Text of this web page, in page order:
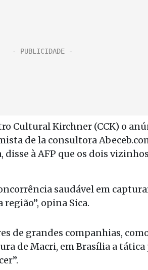
Cultural Kirchner (CCK) o
de la consultora
à AFP que os dois
saudável em
opina Sica.
grandes companhias, como
de Macri, em Brasília a